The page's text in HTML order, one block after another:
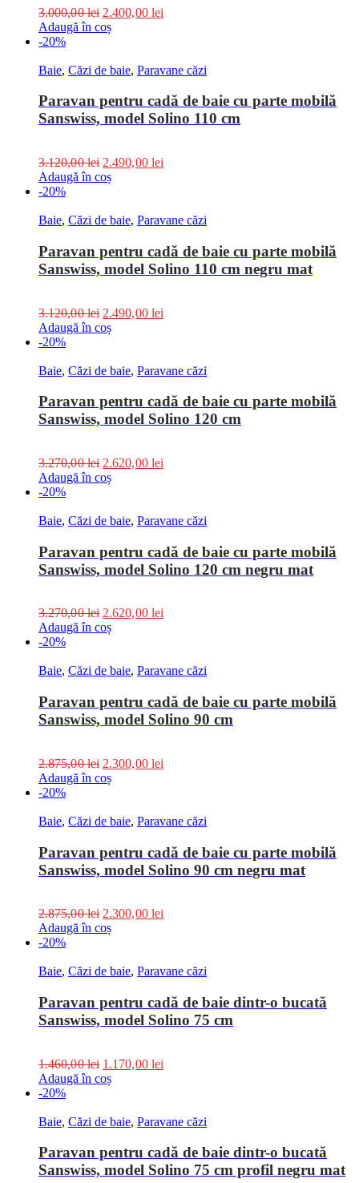
3.000,00lei 2.400,00 lei
Adaugă în coș
-20%
Baie, Căzi de baie, Paravane căzi
Paravan pentru cadă de baie cu parte mobilă
Sanswiss, model Solino 110 cm
3.120,00lei 2.490,00 lei
Adaugă în coș
-20%
Baie, Căzi de baie, Paravane căzi
Paravan pentru cadă de baie cu parte mobilă
Sanswiss, model Solino 110 cm negru mat
3.120,00lei 2.490,00 lei
Adaugă în coș
-20%
Baie, Căzi de baie, Paravane căzi
Paravan pentru cadă de baie cu parte mobilă
Sanswiss, model Solino 120 cm
3.270,00lei 2.620,00 lei
Adaugă în coș
-20%
Baie, Căzi de baie, Paravane căzi
Paravan pentru cadă de baie cu parte mobilă
Sanswiss, model Solino 120 cm negru mat
3.270,00lei 2.620,00 lei
Adaugă în coș
-20%
Baie, Căzi de baie, Paravane căzi
Paravan pentru cadă de baie cu parte mobilă
Sanswiss, model Solino 90 cm
2.875,00lei 2.300,00 lei
Adaugă în coș
-20%
Baie, Căzi de baie, Paravane căzi
Paravan pentru cadă de baie cu parte mobilă
Sanswiss, model Solino 90 cm negru mat
2.875,00lei 2.300,00 lei
Adaugă în coș
-20%
Baie, Căzi de baie, Paravane căzi
Paravan pentru cadă de baie dintr-o bucată
Sanswiss, model Solino 75 cm
1.460,00lei 1.170,00 lei
Adaugă în coș
-20%
Baie, Căzi de baie, Paravane căzi
Paravan pentru cadă de baie dintr-o bucată
Sanswiss, model Solino 75 cm profil negru mat